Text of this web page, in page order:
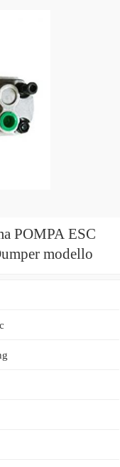
POMPA ESC
modello